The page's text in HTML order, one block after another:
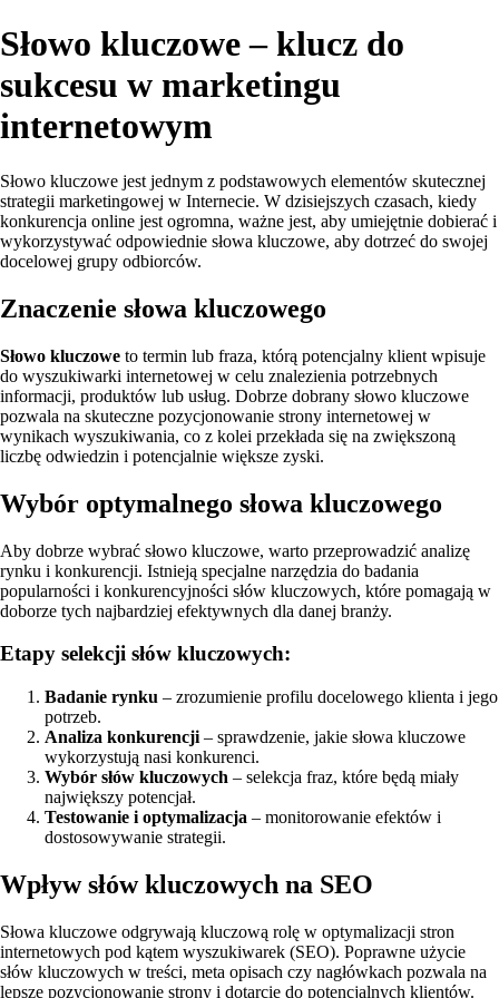
Słowo kluczowe – klucz do
sukcesu w marketingu
internetowym
Słowo kluczowe jest jednym z podstawowych elementów skutecznej
strategii marketingowej w Internecie. W dzisiejszych czasach, kiedy
konkurencja online jest ogromna, ważne jest, aby umiejętnie dobierać i
wykorzystywać odpowiednie słowa kluczowe, aby dotrzeć do swojej
docelowej grupy odbiorców.
Znaczenie słowa kluczowego
Słowo kluczowe to termin lub fraza, którą potencjalny klient wpisuje
do wyszukiwarki internetowej w celu znalezienia potrzebnych
informacji, produktów lub usług. Dobrze dobrany słowo kluczowe
pozwala na skuteczne pozycjonowanie strony internetowej w
wynikach wyszukiwania, co z kolei przekłada się na zwiększoną
liczbę odwiedzin i potencjalnie większe zyski.
Wybór optymalnego słowa kluczowego
Aby dobrze wybrać słowo kluczowe, warto przeprowadzić analizę
rynku i konkurencji. Istnieją specjalne narzędzia do badania
popularności i konkurencyjności słów kluczowych, które pomagają w
doborze tych najbardziej efektywnych dla danej branży.
Etapy selekcji słów kluczowych:
Badanie rynku – zrozumienie profilu docelowego klienta i jego
potrzeb.
Analiza konkurencji – sprawdzenie, jakie słowa kluczowe
wykorzystują nasi konkurenci.
Wybór słów kluczowych – selekcja fraz, które będą miały
największy potencjał.
Testowanie i optymalizacja – monitorowanie efektów i
dostosowywanie strategii.
Wpływ słów kluczowych na SEO
Słowa kluczowe odgrywają kluczową rolę w optymalizacji stron
internetowych pod kątem wyszukiwarek (SEO). Poprawne użycie
słów kluczowych w treści, meta opisach czy nagłówkach pozwala na
lepsze pozycjonowanie strony i dotarcie do potencjalnych klientów.